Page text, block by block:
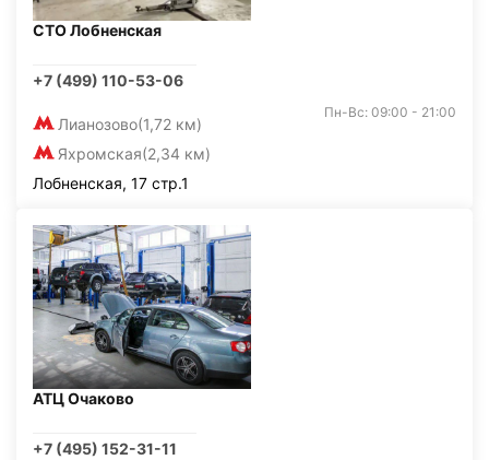
СТО Лобненская
+7 (499) 110-53-06
Лианозово(1,72 км)
Яхромская(2,34 км)
Пн-Вс: 09:00 - 21:00
Лобненская, 17 стр.1
АТЦ Очаково
+7 (495) 152-31-11